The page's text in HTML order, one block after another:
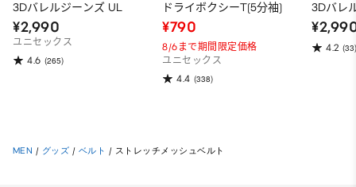
3Dバレルジーンズ UL
¥2,990
ユニセックス
4.6 (265)
ドライボクシーT(5分袖)
¥790
8/6まで期間限定価格
ユニセックス
4.4 (338)
3Dバレ
4.2 (33)
MEN / グッズ / ベルト / ストレッチメッシュベルト